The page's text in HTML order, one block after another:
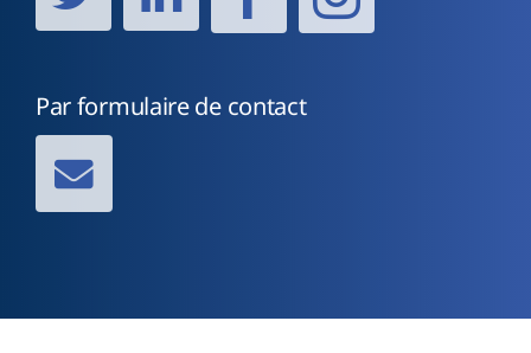
Par formulaire de contact